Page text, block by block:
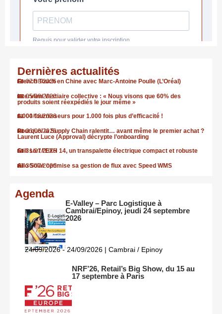
Dernières actualités
07/08/2026
French Touch en Chine avec Marc-Antoine Poulle (L’Oréal)
05/08/2026
Interview Vestiaire collective : « Nous visons que 60% des
produits soient réexpédiés le jour même »
04/08/2026
1.000 fournisseurs pour 1.000 fois plus d’efficacité !
03/08/2026
Pourquoi la Supply Chain ralentit… avant même le premier achat ?
Laurent Luce (Approval) décrypte l’onboarding
31/07/2026
Still sort l’EXH 14, un transpalette électrique compact et robuste
30/07/2026
Allo Solar optimise sa gestion de flux avec Speed WMS
Agenda
E-Valley – Parc Logistique à
Cambrai/Epinoy, jeudi 24 septembre
2026
24/09/2026 - 24/09/2026 | Cambrai / Epinoy
NRF’26, Retail’s Big Show, du 15 au
17 septembre à Paris